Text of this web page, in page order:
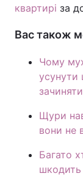
квартирі за
Вас також
Чому
усунути
зачиняти
Щури
вони не
Багато
шкодить